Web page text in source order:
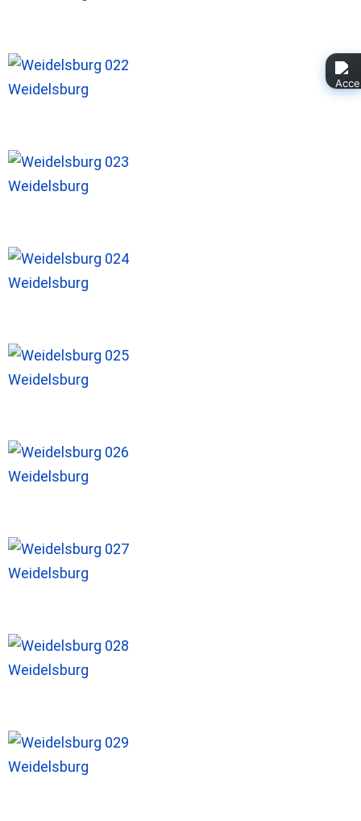
Weidelsburg
Weidelsburg
Weidelsburg
Weidelsburg
Weidelsburg
Weidelsburg
Weidelsburg
Weidelsburg